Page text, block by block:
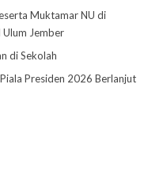
Muktamar NU di
Ulum Jember
di Sekolah
Presiden 2026 Berlanjut